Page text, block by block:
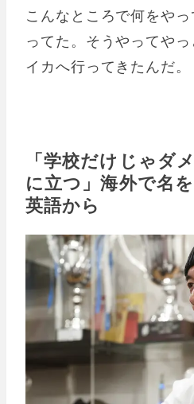
こんなところで何をや
ってた。そうやってや
イカへ行ってきたんだ。
「学校だけじゃダ
に立つ」海外で名
英語から